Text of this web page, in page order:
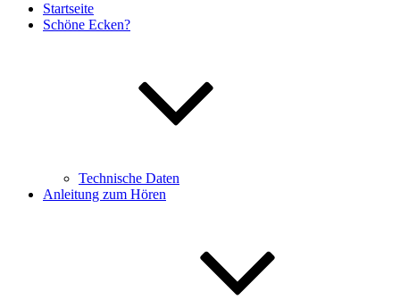
Startseite
Schöne Ecken?
Technische Daten
Anleitung zum Hören